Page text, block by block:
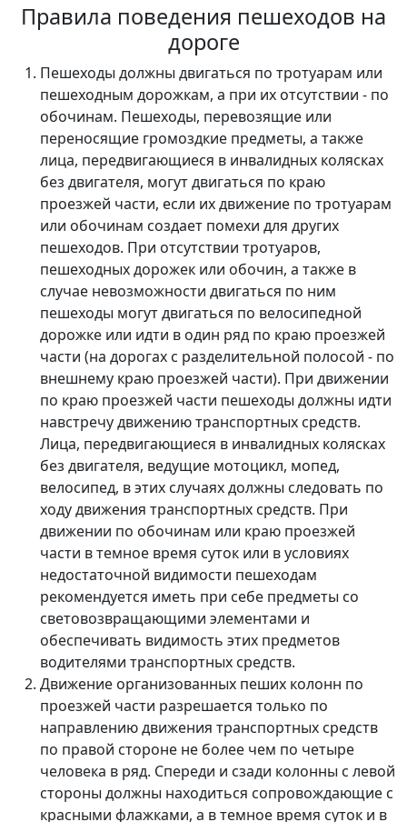
Правила поведения пешеходов на
дороге
Пешеходы должны двигаться по тротуарам или
пешеходным дорожкам, а при их отсутствии - по
обочинам. Пешеходы, перевозящие или
переносящие громоздкие предметы, а также
лица, передвигающиеся в инвалидных колясках
без двигателя, могут двигаться по краю
проезжей части, если их движение по тротуарам
или обочинам создает помехи для других
пешеходов. При отсутствии тротуаров,
пешеходных дорожек или обочин, а также в
случае невозможности двигаться по ним
пешеходы могут двигаться по велосипедной
дорожке или идти в один ряд по краю проезжей
части (на дорогах с разделительной полосой - по
внешнему краю проезжей части). При движении
по краю проезжей части пешеходы должны идти
навстречу движению транспортных средств.
Лица, передвигающиеся в инвалидных колясках
без двигателя, ведущие мотоцикл, мопед,
велосипед, в этих случаях должны следовать по
ходу движения транспортных средств. При
движении по обочинам или краю проезжей
части в темное время суток или в условиях
недостаточной видимости пешеходам
рекомендуется иметь при себе предметы со
световозвращающими элементами и
обеспечивать видимость этих предметов
водителями транспортных средств.
Движение организованных пеших колонн по
проезжей части разрешается только по
направлению движения транспортных средств
по правой стороне не более чем по четыре
человека в ряд. Спереди и сзади колонны с левой
стороны должны находиться сопровождающие с
красными флажками, а в темное время суток и в